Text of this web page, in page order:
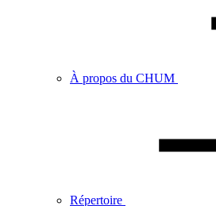
À propos du CHUM
Répertoire